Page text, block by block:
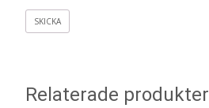
Relaterade produkter